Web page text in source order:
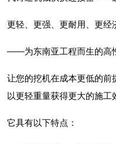
更轻、更强、更耐用、更经
——为东南亚工程而生的高
让您的挖机在成本更低的前
以更轻重量获得更大的施工
它具有以下特点：